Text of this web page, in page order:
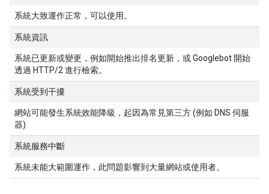
系統大致運作正常，可以使用。
系統資訊
系統已更新或變更，例如開始推出排名更新，或 Googlebot 開始
透過 HTTP/2 進行檢索。
系統受到干擾
網站可能發生系統效能降級，起因為常見第三方 (例如 DNS 伺服
器)
系統服務中斷
系統未能大範圍運作，此問題影響到大量網站或使用者。